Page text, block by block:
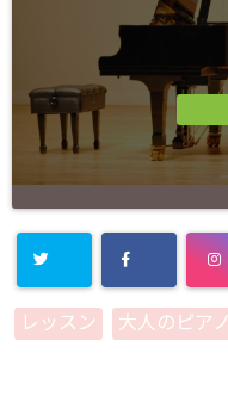
レッスン 大人のピアノ